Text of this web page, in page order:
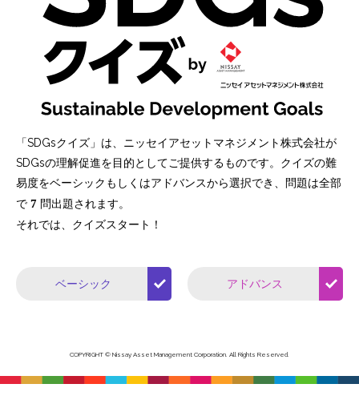
「SDGsクイズ」は、ニッセイアセットマネジメント株式会社が
SDGsの理解促進を目的としてご提供するものです。クイズの難
易度をベーシックもしくはアドバンスから選択でき、問題は全部
で 7 問出題されます。
それでは、クイズスタート！
ベーシック アドバンス
COPYRIGHT © Nissay Asset Management Corporation. All Rights Reserved.